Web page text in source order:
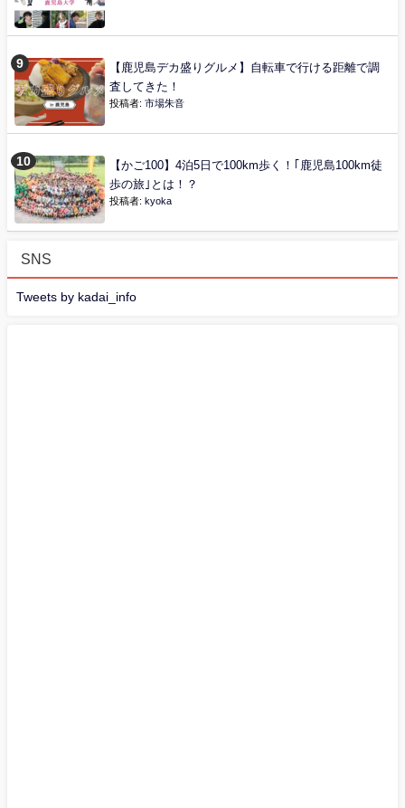
【鹿児島デカ盛りグルメ】自転車で行ける距離で調
査してきた！
投稿者: 市場朱音
【かご100】4泊5日で100km歩く！｢鹿児島100km徒
歩の旅｣とは！？
投稿者: kyoka
SNS
Tweets by kadai_info